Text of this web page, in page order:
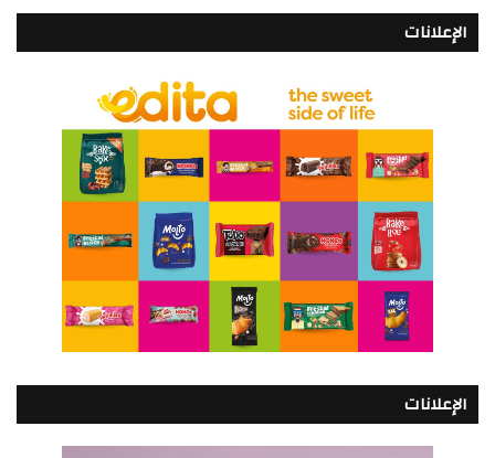
الإعلانات
الإعلانات